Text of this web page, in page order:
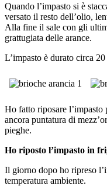
Quando l’impasto si è
versato il resto dell’olio,
Alla fine il sale con gli
grattugiata delle arance.
L’impasto è durato circa
Ho fatto riposare l’impasto
ancora puntatura di
pieghe.
Ho riposto l’impasto in
Il giorno dopo ho ripreso
temperatura ambiente.